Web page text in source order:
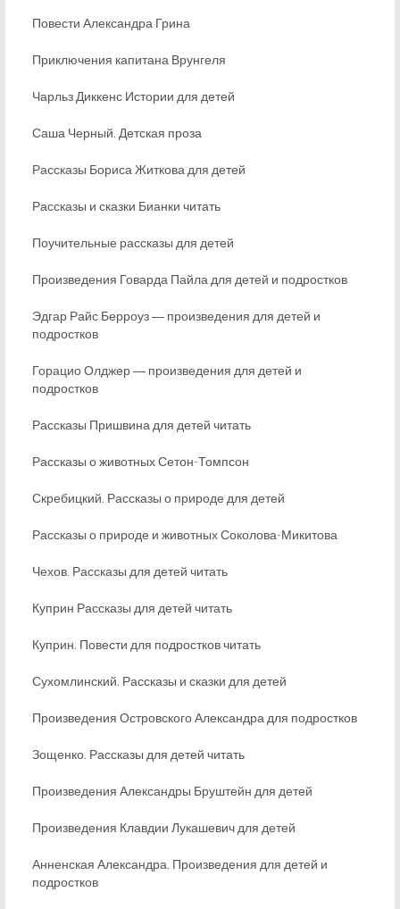
Повести Александра Грина
Приключения капитана Врунгеля
Чарльз Диккенс Истории для детей
Саша Черный. Детская проза
Рассказы Бориса Житкова для детей
Рассказы и сказки Бианки читать
Поучительные рассказы для детей
Произведения Говарда Пайла для детей и подростков
Эдгар Райс Берроуз ― произведения для детей и
подростков
Горацио Олджер ― произведения для детей и
подростков
Рассказы Пришвина для детей читать
Рассказы о животных Сетон-Томпсон
Скребицкий. Рассказы о природе для детей
Рассказы о природе и животных Соколова-Микитова
Чехов. Рассказы для детей читать
Куприн Рассказы для детей читать
Куприн. Повести для подростков читать
Сухомлинский. Рассказы и сказки для детей
Произведения Островского Александра для подростков
Зощенко. Рассказы для детей читать
Произведения Александры Бруштейн для детей
Произведения Клавдии Лукашевич для детей
Анненская Александра. Произведения для детей и
подростков